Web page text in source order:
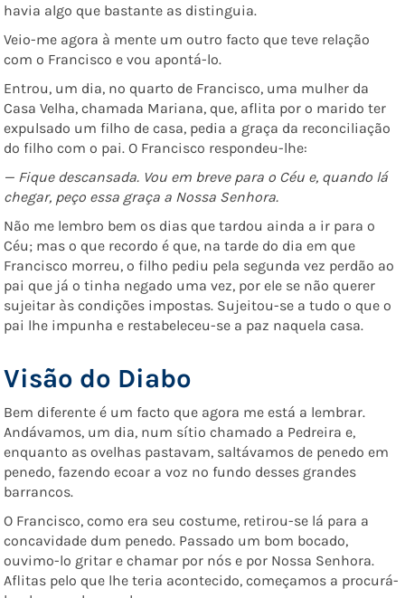
havia algo que bastante as distinguia.
Veio-me agora à mente um outro facto que teve relação
com o Francisco e vou apontá-lo.
Entrou, um dia, no quarto de Francisco, uma mulher da
Casa Velha, chamada Mariana, que, aflita por o marido ter
expulsado um filho de casa, pedia a graça da reconciliação
do filho com o pai. O Francisco respondeu-lhe:
— Fique descansada. Vou em breve para o Céu e, quando lá
chegar, peço essa graça a Nossa Senhora.
Não me lembro bem os dias que tardou ainda a ir para o
Céu; mas o que recordo é que, na tarde do dia em que
Francisco morreu, o filho pediu pela segunda vez perdão ao
pai que já o tinha negado uma vez, por ele se não querer
sujeitar às condições impostas. Sujeitou-se a tudo o que o
pai lhe impunha e restabeleceu-se a paz naquela casa.
Visão do Diabo
Bem diferente é um facto que agora me está a lembrar.
Andávamos, um dia, num sítio chamado a Pedreira e,
enquanto as ovelhas pastavam, saltávamos de penedo em
penedo, fazendo ecoar a voz no fundo desses grandes
barrancos.
O Francisco, como era seu costume, retirou-se lá para a
concavidade dum penedo. Passado um bom bocado,
ouvimo-lo gritar e chamar por nós e por Nossa Senhora.
Aflitas pelo que lhe teria acontecido, começamos a procurá-